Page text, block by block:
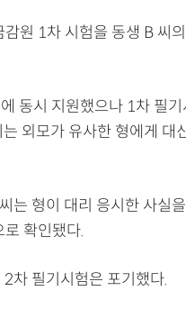
원 1차 시험을 동생 B 씨
동시 지원했으나 1차 필
외모가 유사한 형에게 대
는 형이 대리 응시한 사실
확인됐다.
차 필기시험은 포기했다.